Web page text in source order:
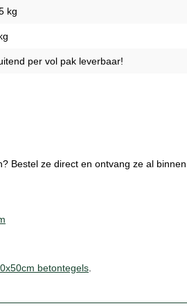
kg
per vol pak leverbaar!
Bestel ze direct en ontvang ze al
betontegels